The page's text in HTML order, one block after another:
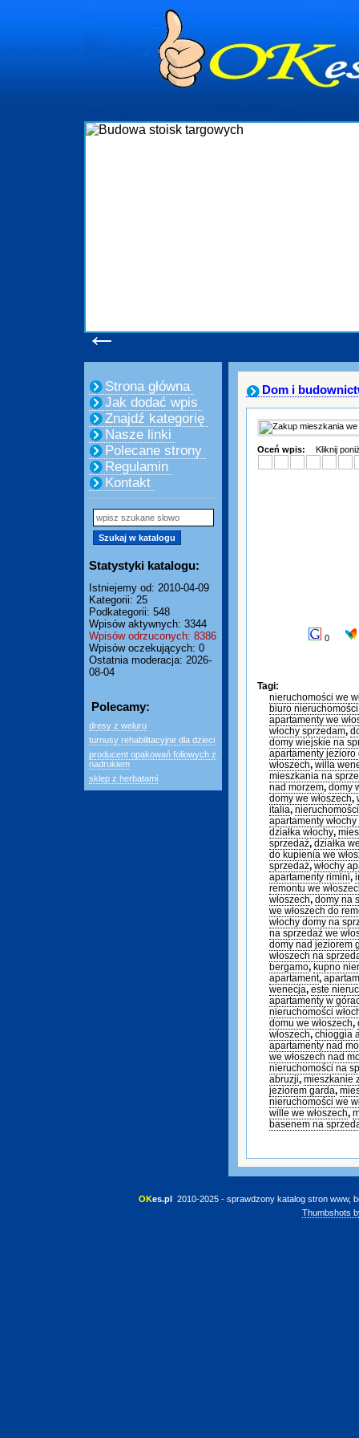
←
Strona główna
Jak dodać wpis
Znajdź kategorię
Nasze linki
Polecane strony
Regulamin
Kontakt
Statystyki katalogu:
Istniejemy od: 2010-04-09
Kategorii: 25
Podkategorii: 548
Wpisów aktywnych: 3344
Wpisów odrzuconych: 8386
Wpisów oczekujących: 0
Ostatnia moderacja: 2026-
08-04
Polecamy:
dresy z weluru
turnusy rehabilitacyjne dla dzieci
producent opakowań foliowych z
nadrukiem
sklep z herbatami
Dom i
Oceń wpis: Kliknij
0
Tagi:
nieruchomości we
biuro
apartamenty we
włochy sprzedam,
domy wiejskie na
apartamenty jezioro
włoszech, willa
mieszkania na
nad morzem, domy
domy we włoszech,
italia,
apartamenty
działka włochy,
sprzedaż, działka
do kupienia we
sprzedaż, włochy
apartamenty rimini,
remontu we
włoszech, domy na
we włoszech do
włochy domy na
na sprzedaż we
domy nad jeziorem
włoszech na
bergamo, kupno
apartament,
wenecja, este
apartamenty w
nieruchomości
domu we włoszech,
włoszech, chioggia
apartamenty nad
we włoszech nad
nieruchomości na
abruzji, mieszkanie
jeziorem garda,
nieruchomości we
wille we włoszech,
basenem na
OKes.pl 2010-2025 - sprawdzony katalog stron www,
Thumbshots